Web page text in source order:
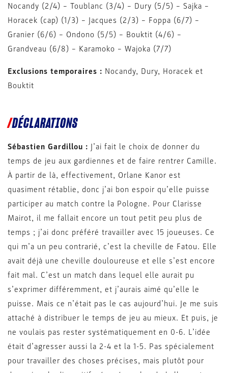
Nocandy (2/4) – Toublanc (3/4) – Dury (5/5) – Sajka –
Horacek (cap) (1/3) – Jacques (2/3) – Foppa (6/7) –
Granier (6/6) – Ondono (5/5) – Bouktit (4/6) –
Grandveau (6/8) – Karamoko – Wajoka (7/7)
Exclusions temporaires : Nocandy, Dury, Horacek et
Bouktit
DÉCLARATIONS
Sébastien Gardillou : J’ai fait le choix de donner du
temps de jeu aux gardiennes et de faire rentrer Camille.
À partir de là, effectivement, Orlane Kanor est
quasiment rétablie, donc j’ai bon espoir qu’elle puisse
participer au match contre la Pologne. Pour Clarisse
Mairot, il me fallait encore un tout petit peu plus de
temps ; j’ai donc préféré travailler avec 15 joueuses. Ce
qui m’a un peu contrarié, c’est la cheville de Fatou. Elle
avait déjà une cheville douloureuse et elle s’est encore
fait mal. C’est un match dans lequel elle aurait pu
s’exprimer différemment, et j’aurais aimé qu’elle le
puisse. Mais ce n’était pas le cas aujourd’hui. Je me suis
attaché à distribuer le temps de jeu au mieux. Et puis, je
ne voulais pas rester systématiquement en 0-6. L’idée
était d’agresser aussi la 2-4 et la 1-5. Pas spécialement
pour travailler des choses précises, mais plutôt pour